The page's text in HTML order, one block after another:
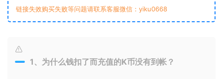
链接失效购买失败等问题请联系客服微信：yiku0668
1、为什么钱扣了而充值的K币没有到帐？